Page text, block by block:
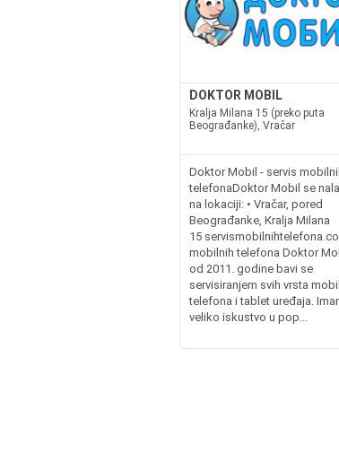
DOKTOR MOBIL
Kralja Milana 15 (preko puta
Beograđanke), Vračar
Doktor Mobil - servis
telefonaDoktor Mobil se
na lokaciji: • Vračar, pored
Beograđanke, Кralja Milana
15
mobilnih telefona Doktor
od 2011. godine bavi se
servisiranjem svih vrsta
telefona i tablet uređaja.
veliko iskustvo u pop...